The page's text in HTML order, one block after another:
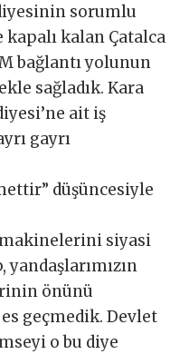
sorumlu
kalan Çatalca
bağlantı yolunun
sağladık. Kara
ait iş
gayrı
düşüncesiyle
siyasi
önünü
geçmedik. Devlet
o bu diye